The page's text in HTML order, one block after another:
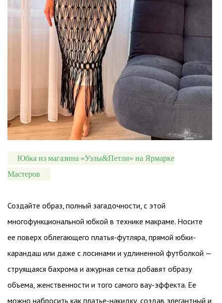
Юбка из магазина «Узлы&Петли» на Ярмарке
Мастеров
Создайте образ, полный загадочности, с этой
многофункциональной юбкой в технике макраме. Носите
ее поверх облегающего платья-футляра, прямой юбки-
карандаш или даже с лосинами и удлиненной футболкой —
струящаяся бахрома и ажурная сетка добавят образу
объема, женственности и того самого вау-эффекта. Ее
можно набросить как платье-накидку, создав элегантный и